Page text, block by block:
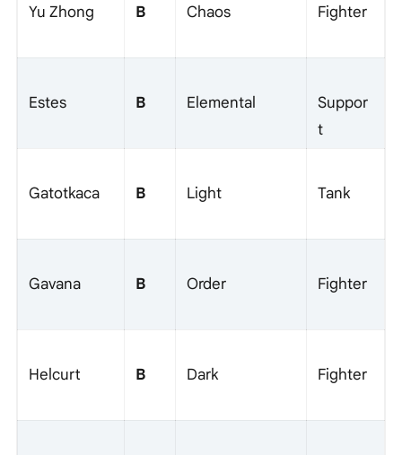
Yu Zhong B Chaos Fighter
Estes B Elemental
Suppor
t
Gatotkaca B Light Tank
Gavana B Order Fighter
Helcurt B Dark Fighter